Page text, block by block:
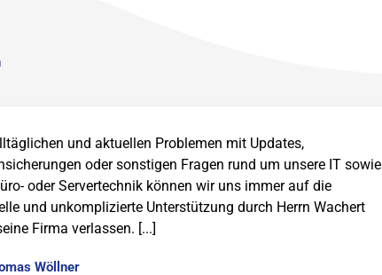
und aktuellen Problemen mit Updates,
oder sonstigen Fragen rund um unsere IT sowie
oder Servertechnik können wir uns immer auf die
und unkomplizierte Unterstützung durch Herrn Wachert
Firma verlassen. [...]
Wöllner